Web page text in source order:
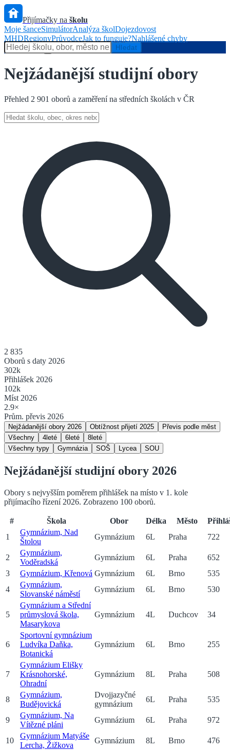
Přijímačky na školu
Moje šanceSimulátorAnalýza školDojezdovost
MHDRegionyPrůvodceJak to funguje?Nahlášené chyby
Hlídač státu
Hledat
Nejžádanější studijní obory
Přehled 2 901 oborů a zaměření na středních školách v ČR
2 835
Oborů s daty 2026
302k
Přihlášek 2026
102k
Míst 2026
2.9×
Prům. převis 2026
Nejžádanější obory 2026 Obtížnost přijetí 2025
Převis podle měst
Všechny
4leté 6leté
8leté
Všechny typy
Gymnázia SOŠ Lycea SOU
Nejžádanější studijní obory 2026
Obory s nejvyšším poměrem přihlášek na místo v 1. kole
přijímacího řízení 2026. Zobrazeno 100 oborů.
# Škola Obor Délka Město
1
Gymnázium, Nad
Štolou
Gymnázium 6L Praha 722
2
Gymnázium,
Voděradská
Gymnázium 6L Praha
652
3
Gymnázium, Křenová Gymnázium 6L Brno
535
4
Gymnázium,
Slovanské náměstí
Gymnázium 6L Brno 530
5
Gymnázium a Střední
průmyslová škola,
Masarykova
Gymnázium 4L Duchcov 34
6
Sportovní gymnázium
Ludvíka Daňka,
Botanická
Gymnázium 6L Brno 255
7
Gymnázium Elišky
Krásnohorské,
Ohradní
Gymnázium 8L Praha 508
8
Gymnázium,
Budějovická
Dvojjazyčné
gymnázium
6L Praha 535
9
Gymnázium, Na
Vítězné pláni
Gymnázium 6L Praha 972
10
Gymnázium Matyáše
Lercha, Žižkova
Gymnázium 8L Brno 476